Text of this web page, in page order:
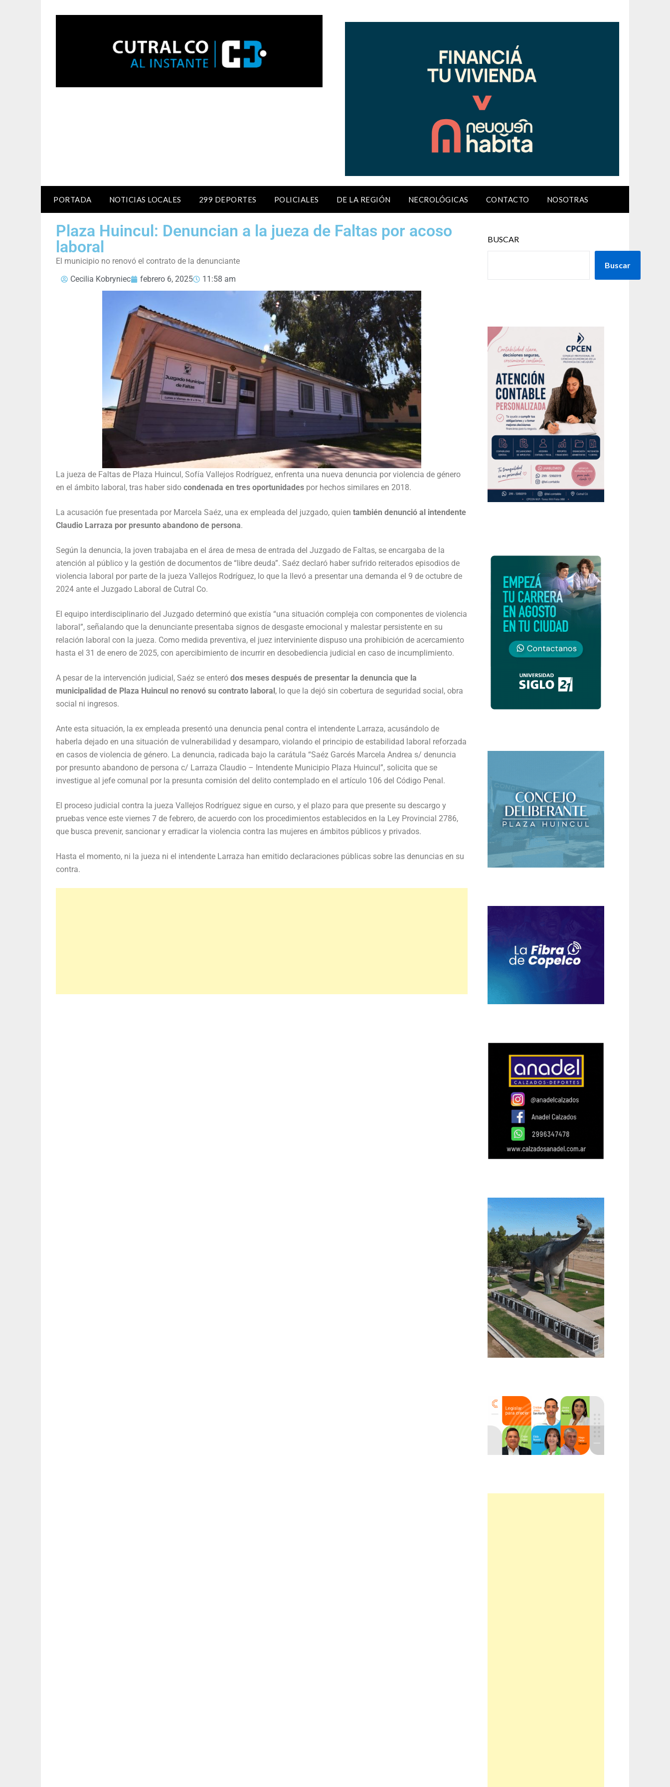
PORTADA NOTICIAS LOCALES 299 DEPORTES POLICIALES DE LA REGIÓN NECROLÓGICAS CONTACTO NOSOTRAS
Plaza Huincul: Denuncian a la jueza de Faltas por acoso
laboral
El municipio no renovó el contrato de la denunciante
Cecilia Kobryniec
febrero 6, 2025 11:58 am
La jueza de Faltas de Plaza Huincul, Sofía Vallejos Rodríguez, enfrenta una nueva denuncia por violencia de género
en el ámbito laboral, tras haber sido condenada en tres oportunidades por hechos similares en 2018.
La acusación fue presentada por Marcela Saéz, una ex empleada del juzgado, quien también denunció al intendente
Claudio Larraza por presunto abandono de persona.
Según la denuncia, la joven trabajaba en el área de mesa de entrada del Juzgado de Faltas, se encargaba de la
atención al público y la gestión de documentos de “libre deuda”. Saéz declaró haber sufrido reiterados episodios de
violencia laboral por parte de la jueza Vallejos Rodríguez, lo que la llevó a presentar una demanda el 9 de octubre de
2024 ante el Juzgado Laboral de Cutral Co.
El equipo interdisciplinario del Juzgado determinó que existía “una situación compleja con componentes de violencia
laboral”, señalando que la denunciante presentaba signos de desgaste emocional y malestar persistente en su
relación laboral con la jueza. Como medida preventiva, el juez interviniente dispuso una prohibición de acercamiento
hasta el 31 de enero de 2025, con apercibimiento de incurrir en desobediencia judicial en caso de incumplimiento.
A pesar de la intervención judicial, Saéz se enteró dos meses después de presentar la denuncia que la
municipalidad de Plaza Huincul no renovó su contrato laboral, lo que la dejó sin cobertura de seguridad social, obra
social ni ingresos.
Ante esta situación, la ex empleada presentó una denuncia penal contra el intendente Larraza, acusándolo de
haberla dejado en una situación de vulnerabilidad y desamparo, violando el principio de estabilidad laboral reforzada
en casos de violencia de género. La denuncia, radicada bajo la carátula “Saéz Garcés Marcela Andrea s/ denuncia
por presunto abandono de persona c/ Larraza Claudio – Intendente Municipio Plaza Huincul”, solicita que se
investigue al jefe comunal por la presunta comisión del delito contemplado en el artículo 106 del Código Penal.
El proceso judicial contra la jueza Vallejos Rodríguez sigue en curso, y el plazo para que presente su descargo y
pruebas vence este viernes 7 de febrero, de acuerdo con los procedimientos establecidos en la Ley Provincial 2786,
que busca prevenir, sancionar y erradicar la violencia contra las mujeres en ámbitos públicos y privados.
Hasta el momento, ni la jueza ni el intendente Larraza han emitido declaraciones públicas sobre las denuncias en su
contra.
BUSCAR
Buscar